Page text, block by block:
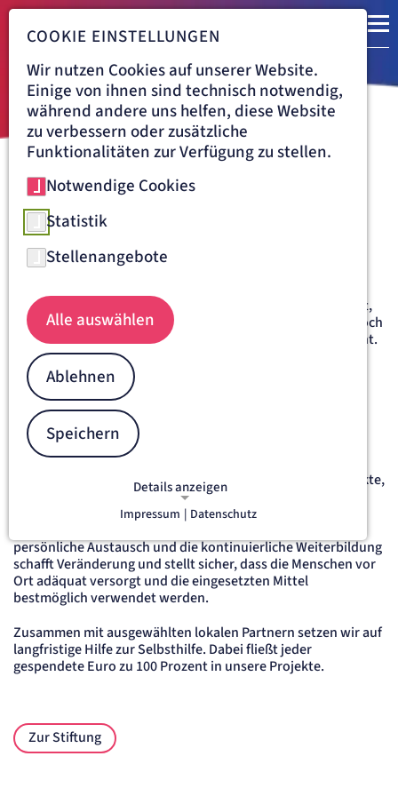
Navigationspfad
ARTEMED
Artemed Stiftung
NACHHALTIGE HILFE WELTWEIT
der Krankheit. Ein Glück, wenn es dann die Möglichkeit gibt,
einen Arzt aufzusuchen oder ins Krankenhaus zu gehen. Doch
sehr viele Menschen auf der Welt haben dieses Privileg nicht.
Wir haben die Möglichkeiten, daran etwas zu ändern und
gemeinsam mit unseren ehrenamtlichen Helfern, unseren
Spendern und Förderern schaffen wir Orte, an denen
Menschen in Krankheit und Not Hilfe bekommen, die
ansonsten davon ausgeschlossen wären.
UNSERE PROJEKTE
Wir konzentrieren uns bei unserer Arbeit auf wenige Projekte,
in denen wir dafür langfristig und intensiv engagiert sind.
Denn die Bereitstellung von Gebäuden, Infrastruktur oder
persönliche Austausch und die kontinuierliche Weiterbildung
schafft Veränderung und stellt sicher, dass die Menschen vor
Ort adäquat versorgt und die eingesetzten Mittel
bestmöglich verwendet werden.
Zusammen mit ausgewählten lokalen Partnern setzen wir auf
langfristige Hilfe zur Selbsthilfe. Dabei fließt jeder
gespendete Euro zu 100 Prozent in unsere Projekte.
Zur Stiftung
COOKIE EINSTELLUNGEN
Wir nutzen Cookies auf unserer Website.
Einige von ihnen sind technisch notwendig,
während andere uns helfen, diese Website
zu verbessern oder zusätzliche
Funktionalitäten zur Verfügung zu stellen.
Notwendige Cookies
Statistik
Stellenangebote
Alle auswählen
Ablehnen
Speichern
Details anzeigen
NOTWENDIGE COOKIES
Notwendige Cookies ermöglichen
grundlegende Funktionen und sind für
die einwandfreie Funktion der Website
erforderlich.
etracker Sitzungs-Cookie
etracker GmbH
Zweck:
Opt-In Cookie speichert die Entscheidung des Besuchers, wenn auf der Seite des
Impressum | Datenschutz